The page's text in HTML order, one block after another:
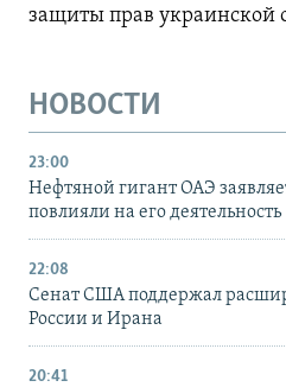
защиты прав
НОВОСТИ
23:00
Нефтяной гигант ОАЭ
повлияли на его деятельность
22:08
Сенат США поддержал
России и Ирана
20:41